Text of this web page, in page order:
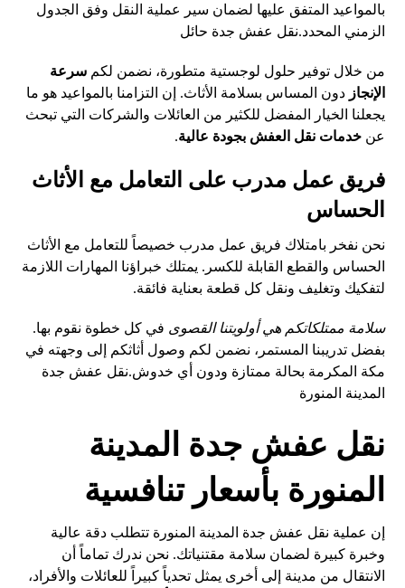
بالمواعيد المتفق عليها لضمان سير عملية النقل وفق الجدول
الزمني المحدد.نقل عفش جدة حائل
من خلال توفير حلول لوجستية متطورة، نضمن لكمسرعة
الإنجاز دون المساس بسلامة الأثاث. إن التزامنا بالمواعيد هو ما
يجعلنا الخيار المفضل للكثير من العائلات والشركات التي تبحث
عنخدمات نقل العفش بجودة عالية.
فريق عمل مدرب على التعامل مع الأثاث
الحساس
نحن نفخر بامتلاك فريق عمل مدرب خصيصاً للتعامل مع الأثاث
الحساس والقطع القابلة للكسر. يمتلك خبراؤنا المهارات اللازمة
لتفكيك وتغليف ونقل كل قطعة بعناية فائقة.
سلامة ممتلكاتكم هي أولويتنا القصوى في كل خطوة نقوم بها.
بفضل تدريبنا المستمر، نضمن لكم وصول أثاثكم إلى وجهته في
مكة المكرمة بحالة ممتازة ودون أي خدوش.نقل عفش جدة
المدينة المنورة
نقل عفش جدة المدينة
المنورة بأسعار تنافسية
إن عملية نقل عفش جدة المدينة المنورة تتطلب دقة عالية
وخبرة كبيرة لضمان سلامة مقتنياتك. نحن ندرك تماماً أن
الانتقال من مدينة إلى أخرى يمثل تحدياً كبيراً للعائلات والأفراد،